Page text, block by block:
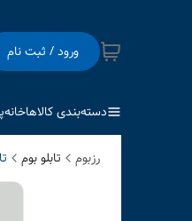
ورود / ثبت نام
دسته‌بندی کالاهاخانه
رزبوم تابلو بوم